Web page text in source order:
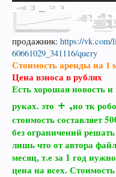
продажник: https://vk.com/
60661029_341116/query
Стоимость аренды на 1
Цена взноса в рублях
Есть хорошая новость
руках. это + ,но тк
стоимость составляет
без ограничений
лишь что от автора
месяц, т.е за 1 год
цена на всех.